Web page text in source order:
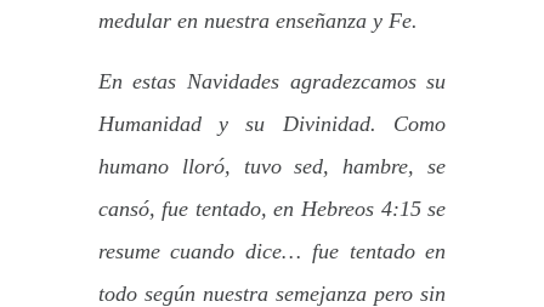
medular en nuestra enseñanza y Fe.
En estas Navidades agradezcamos su
Humanidad y su Divinidad. Como
humano lloró, tuvo sed, hambre, se
cansó, fue tentado, en Hebreos 4:15 se
resume cuando dice… fue tentado en
todo según nuestra semejanza pero sin